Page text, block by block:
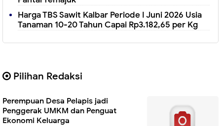
Harga TBS Sawit Kalbar Periode I Juni 2026 Usia
Tanaman 10-20 Tahun Capai Rp3.182,65 per Kg
Pilihan Redaksi
Perempuan Desa Pelapis jadi
Penggerak UMKM dan Penguat
Ekonomi Keluarga